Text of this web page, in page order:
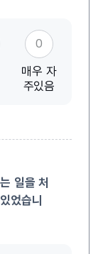
0
매우 자
주있음
일을 처
었습니